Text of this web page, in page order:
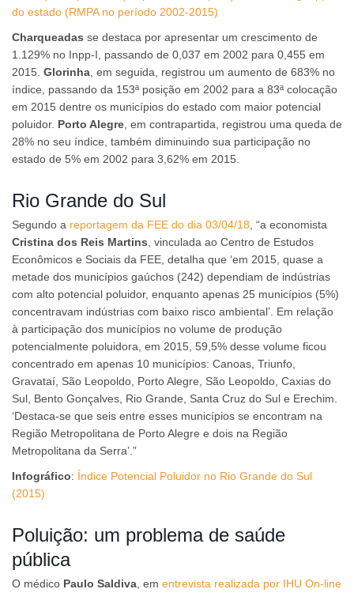
do estado (RMPA no período 2002-2015)
Charqueadas se destaca por apresentar um crescimento de
1.129% no Inpp-I, passando de 0,037 em 2002 para 0,455 em
2015. Glorinha , em seguida, registrou um aumento de 683% no
índice, passando da 153ª posição em 2002 para a 83ª colocação
em 2015 dentre os municípios do estado com maior potencial
poluidor. Porto Alegre , em contrapartida, registrou uma queda de
28% no seu índice, também diminuindo sua participação no
estado de 5% em 2002 para 3,62% em 2015.
Rio Grande do Sul
Segundo a reportagem da FEE do dia 03/04/18 , “a economista
Cristina dos Reis Martins , vinculada ao Centro de Estudos
Econômicos e Sociais da FEE, detalha que ‘em 2015, quase a
metade dos municípios gaúchos (242) dependiam de indústrias
com alto potencial poluidor, enquanto apenas 25 municípios (5%)
concentravam indústrias com baixo risco ambiental’. Em relação
à participação dos municípios no volume de produção
potencialmente poluidora, em 2015, 59,5% desse volume ficou
concentrado em apenas 10 municípios: Canoas, Triunfo,
Gravataí, São Leopoldo, Porto Alegre, São Leopoldo, Caxias do
Sul, Bento Gonçalves, Rio Grande, Santa Cruz do Sul e Erechim.
‘Destaca-se que seis entre esses municípios se encontram na
Região Metropolitana de Porto Alegre e dois na Região
Metropolitana da Serra’.”
Infográfico: Índice Potencial Poluidor no Rio Grande do Sul
(2015)
Poluição: um problema de saúde
pública
O médico Paulo Saldiva , em entrevista realizada por IHU On-line